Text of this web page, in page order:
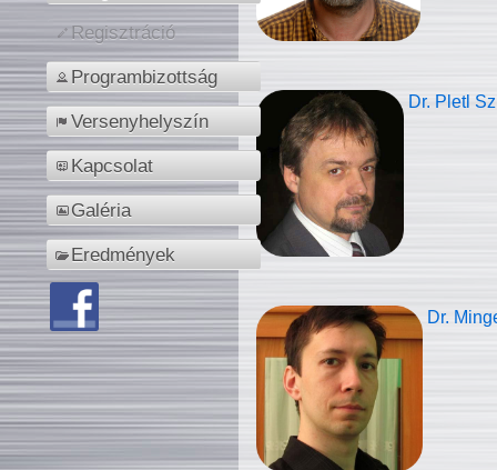
Regisztráció
Programbizottság
Versenyhelyszín
Kapcsolat
Galéria
Eredmények
Dr. Pletl
Dr.